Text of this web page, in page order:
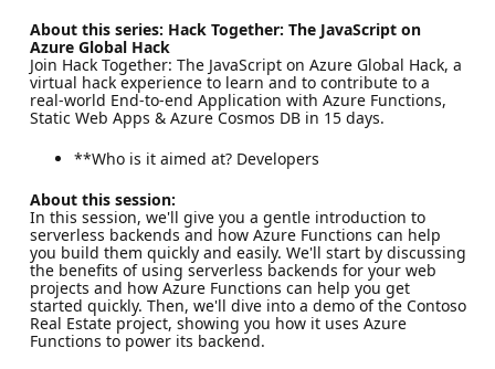
About this series: Hack Together: The JavaScript on
Azure Global Hack
Join Hack Together: The JavaScript on Azure Global Hack, a
virtual hack experience to learn and to contribute to a
real-world End-to-end Application with Azure Functions,
Static Web Apps & Azure Cosmos DB in 15 days.
**Who is it aimed at? Developers
About this session:
In this session, we'll give you a gentle introduction to
serverless backends and how Azure Functions can help
you build them quickly and easily. We'll start by discussing
the benefits of using serverless backends for your web
projects and how Azure Functions can help you get
started quickly. Then, we'll dive into a demo of the Contoso
Real Estate project, showing you how it uses Azure
Functions to power its backend.